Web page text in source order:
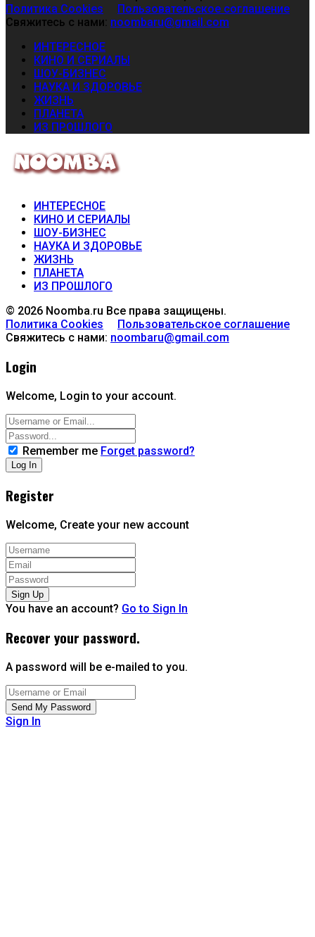
Политика Cookies
Пользовательское соглашение
Свяжитесь с нами: noombaru@gmail.com
ИНТЕРЕСНОЕ
КИНО И СЕРИАЛЫ
ШОУ-БИЗНЕС
НАУКА И ЗДОРОВЬЕ
ЖИЗНЬ
ПЛАНЕТА
ИЗ ПРОШЛОГО
ИНТЕРЕСНОЕ
КИНО И СЕРИАЛЫ
ШОУ-БИЗНЕС
НАУКА И ЗДОРОВЬЕ
ЖИЗНЬ
ПЛАНЕТА
ИЗ ПРОШЛОГО
© 2026 Noomba.ru Все права защищены.
Политика Cookies
Пользовательское соглашение
Свяжитесь с нами: noombaru@gmail.com
Login
Welcome, Login to your account.
Remember me Forget password?
Register
Welcome, Create your new account
You have an account? Go to Sign In
Recover your password.
A password will be e-mailed to you.
Sign In